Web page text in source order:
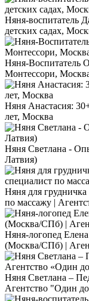
Няня-воспитатель
детских садах,
Няня-Воспитатель
Монтессори,
Няня Анастасия:
лет, Москва
Няня Светлана -
Латвия)
Няня для
по массажу |
Няня-логопед
(Москва/СПб) |
Няня Светлана –
Агентство "Один